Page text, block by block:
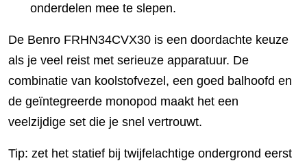
onderdelen mee te slepen.
De Benro FRHN34CVX30 is een doordachte keuze
als je veel reist met serieuze apparatuur. De
combinatie van koolstofvezel, een goed balhoofd en
de geïntegreerde monopod maakt het een
veelzijdige set die je snel vertrouwt.
Tip: zet het statief bij twijfelachtige ondergrond eerst